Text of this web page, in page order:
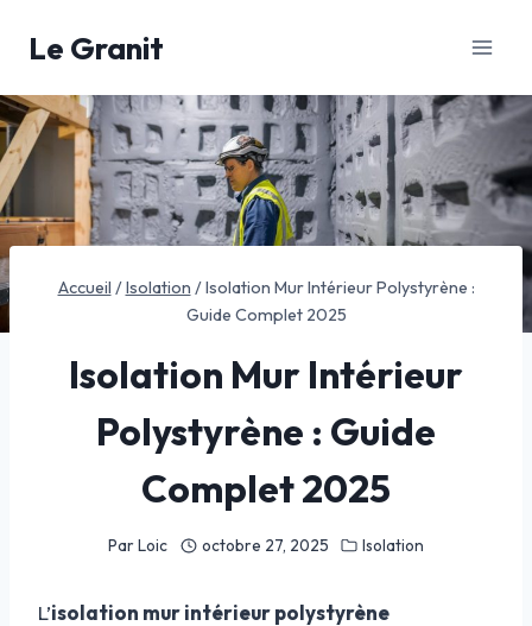
Le Granit
Accueil /Isolation /Isolation Mur Intérieur Polystyrène :
Guide Complet 2025
Isolation Mur Intérieur
Polystyrène : Guide
Complet 2025
ParLoic octobre 27, 2025 Isolation
L’isolation mur intérieur polystyrène